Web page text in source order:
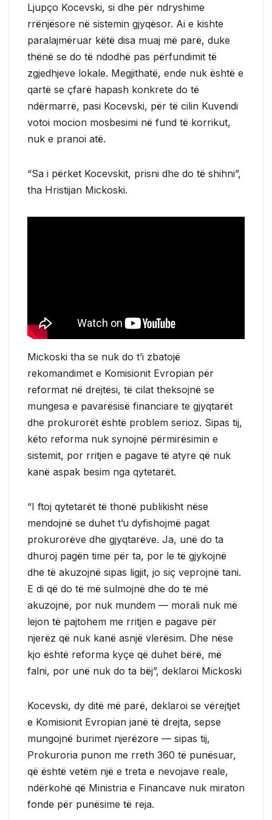
Ljupço Kocevski, si dhe për ndryshime
rrënjësore në sistemin gjyqësor. Ai e kishte
paralajmëruar këtë disa muaj më parë, duke
thënë se do të ndodhë pas përfundimit të
zgjedhjeve lokale. Megjithatë, ende nuk është e
qartë se çfarë hapash konkrete do të
ndërmarrë, pasi Kocevski, për të cilin Kuvendi
votoi mocion mosbesimi në fund të korrikut,
nuk e pranoi atë.
“Sa i përket Kocevskit, prisni dhe do të shihni”,
tha Hristijan Mickoski.
Mickoski tha se nuk do t’i zbatojë
rekomandimet e Komisionit Evropian për
reformat në drejtësi, të cilat theksojnë se
mungesa e pavarësisë financiare te gjyqtarët
dhe prokurorët është problem serioz. Sipas tij,
këto reforma nuk synojnë përmirësimin e
sistemit, por rritjen e pagave të atyre që nuk
kanë aspak besim nga qytetarët.
“I ftoj qytetarët të thonë publikisht nëse
mendojnë se duhet t’u dyfishojmë pagat
prokurorëve dhe gjyqtarëve. Ja, unë do ta
dhuroj pagën time për ta, por le të gjykojnë
dhe të akuzojnë sipas ligjit, jo siç veprojnë tani.
E di që do të më sulmojnë dhe do të më
akuzojnë, por nuk mundem — morali nuk më
lejon të pajtohem me rritjen e pagave për
njerëz që nuk kanë asnjë vlerësim. Dhe nëse
kjo është reforma kyçe që duhet bërë, më
falni, por unë nuk do ta bëj”, deklaroi Mickoski
Kocevski, dy ditë më parë, deklaroi se vërejtjet
e Komisionit Evropian janë të drejta, sepse
mungojnë burimet njerëzore — sipas tij,
Prokuroria punon me rreth 360 të punësuar,
që është vetëm një e treta e nevojave reale,
ndërkohë që Ministria e Financave nuk miraton
fonde për punësime të reja.